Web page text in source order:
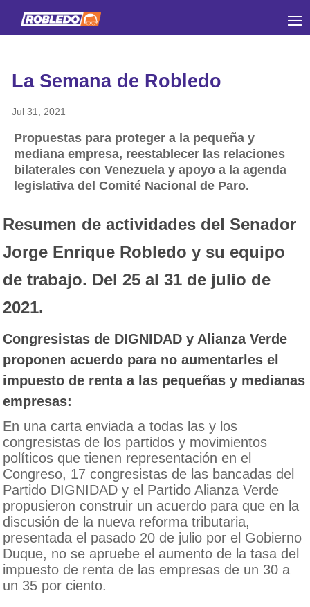
La Semana de Robledo
Jul 31, 2021
Propuestas para proteger a la pequeña y
mediana empresa, reestablecer las relaciones
bilaterales con Venezuela y apoyo a la agenda
legislativa del Comité Nacional de Paro.
Resumen de actividades del Senador
Jorge Enrique Robledo y su equipo
de trabajo. Del 25 al 31 de julio de
2021.
Congresistas de DIGNIDAD y Alianza Verde
proponen acuerdo para no aumentarles el
impuesto de renta a las pequeñas y medianas
empresas:
En una carta enviada a todas las y los
congresistas de los partidos y movimientos
políticos que tienen representación en el
Congreso, 17 congresistas de las bancadas del
Partido DIGNIDAD y el Partido Alianza Verde
propusieron construir un acuerdo para que en la
discusión de la nueva reforma tributaria,
presentada el pasado 20 de julio por el Gobierno
Duque, no se apruebe el aumento de la tasa del
impuesto de renta de las empresas de un 30 a
un 35 por ciento.